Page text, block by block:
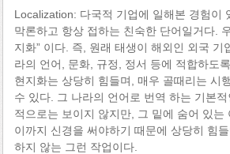
Localization: 다국적 기업에 일해본 경험이
막론하고 항상 접하는 친숙한 단어일거다.
지화” 이다. 즉, 원래 태생이 해외인 외국 기
라의 언어, 문화, 규정, 정서 등에 적합하도
현지화는 상당히 힘들며, 매우 골때리는 시
수 있다. 그 나라의 언어로 번역 하는 기본
적으로는 보이지 않지만, 그 밑에 숨어 있는
이까지 신경을 써야하기 때문에 상당히 힘
하지 않는 그런 작업이다.